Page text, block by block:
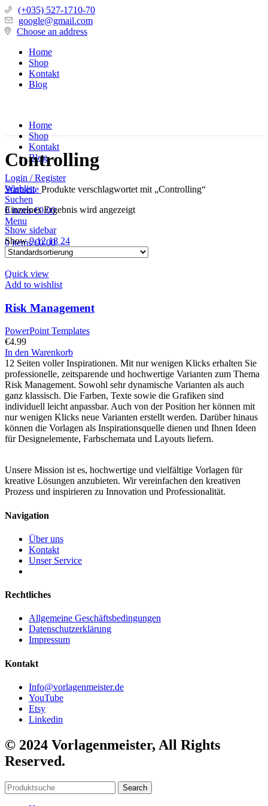
(+035) 527-1710-70
google@gmail.com
Choose an address
Home
Shop
Kontakt
Blog
Home
Shop
Kontakt
Blog
Login / Register
Wishlist
Suchen
0items €0.00
Menu
0items €0.00
Controlling
Startseite Produkte verschlagwortet mit „Controlling“
Einzelnes Ergebnis wird angezeigt
Show sidebar
Show91218 24
Quick view
Add to wishlist
Risk Management
PowerPoint Templates
€4.99
In den Warenkorb
12 Seiten voller Inspirationen. Mit nur wenigen Klicks erhalten Sie
professionelle, zeitsparende und hochwertige Varianten zum Thema
Risk Management. Sowohl sehr dynamische Varianten als auch
ganz klassisch. Die Farben, Texte sowie die Grafiken sind
individuell leicht anpassbar. Auch von der Position her können mit
nur wenigen Klicks neue Varianten erstellt werden. Darüber hinaus
können die Vorlagen als Inspirationsquelle dienen und Ihnen Ideen
für Designelemente, Farbschemata und Layouts liefern.
Unsere Mission ist es, hochwertige und vielfältige Vorlagen für
kreative Lösungen anzubieten. Wir vereinfachen den kreativen
Prozess und inspirieren zu Innovation und Professionalität.
Navigation
Über uns
Kontakt
Unser Service
Rechtliches
Allgemeine Geschäftsbedingungen
Datenschutzerklärung
Impressum
Kontakt
Info@vorlagenmeister.de
YouTube
Etsy
Linkedin
© 2024 Vorlagenmeister, All Rights
Reserved.
Search